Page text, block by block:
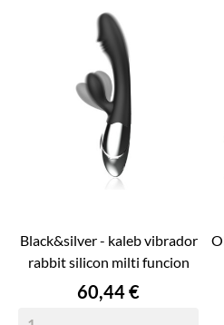
black&silver - kaleb vibrador
rabbit silicon milti funcion
Precio
60,44 €
ohmama - vibrador rotador